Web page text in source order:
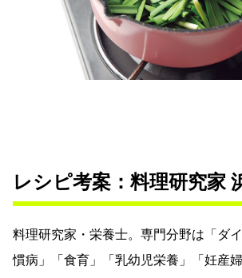
レシピ考案：料理研究家
料理研究家・栄養士。専門分野は「ダ
慣病」「食育」「乳幼児栄養」「妊産